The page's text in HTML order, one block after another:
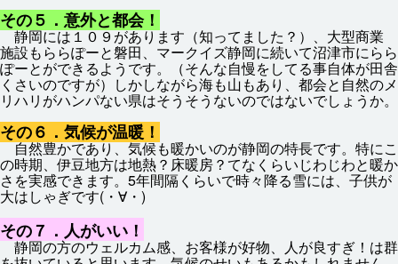
その５． 意外と都会！
静岡には１０９があります（知ってました？）、 大型商業
施設もららぽーと磐田、マークイズ静岡に続いて沼津市にらら
ぽーとができるようです。（そんな自慢をしてる事自体が田舎
くさいのですが）しかしながら海も山もあり、 都会と 自然のメ
リハリがハンパない県はそうそうないのではないでしょうか。
その６． 気候が温暖 ！
自然豊かであり、気候も暖かいのが静岡の特長です。 特にこ
の時期、 伊豆地方は地熱？ 床暖房？てなくらいじわじわと暖か
さを実感できます。5年間隔 くらいで時々降る雪には、 子供が
大はしゃぎです(・∀・)
その７． 人がいい！
静岡の方のウェルカム感、お客様が好物、 人が良すぎ！は群